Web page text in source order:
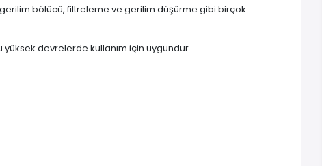
bölücü, filtreleme ve gerilim düşürme gibi birçok
devrelerde kullanım için uygundur.